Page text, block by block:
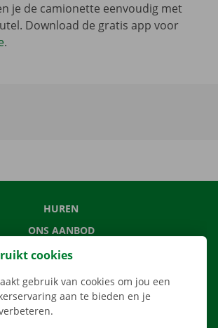
je de camionette eenvoudig met
Download de gratis app voor
.
HUREN
ONS AANBOD
ONZE DIENSTEN
APP
VERHUISOPLOSSINGEN
cookies
gebruik van cookies om jou een
aan te bieden en je